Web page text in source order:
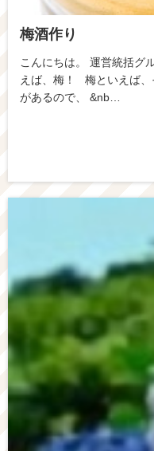
梅酒作り
こんにちは。 運営統括グ
えば、梅！ 梅といえば
があるので、 &nb…